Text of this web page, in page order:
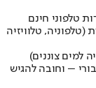
טלפוני חינם
טלוויזיה
למים צוננים)
ציבורי – וחובה להגיש